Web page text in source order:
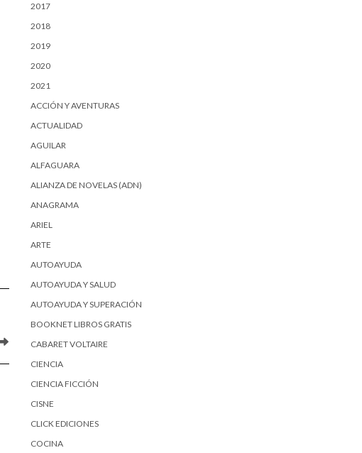
2017
2018
2019
2020
2021
ACCIÓN Y AVENTURAS
ACTUALIDAD
AGUILAR
ALFAGUARA
ALIANZA DE NOVELAS (ADN)
ANAGRAMA
ARIEL
ARTE
AUTOAYUDA
AUTOAYUDA Y SALUD
AUTOAYUDA Y SUPERACIÓN
BOOKNET LIBROS GRATIS
CABARET VOLTAIRE
CIENCIA
CIENCIA FICCIÓN
CISNE
CLICK EDICIONES
COCINA